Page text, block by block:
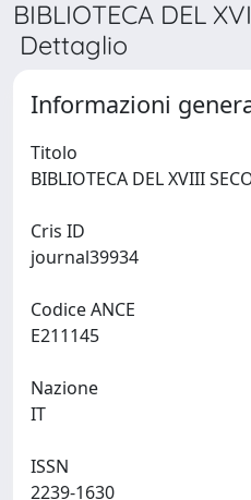
BIBLIOTECA DEL
Dettaglio
Informazioni
Titolo
Cris ID
Codice ANCE
Nazione
ISSN